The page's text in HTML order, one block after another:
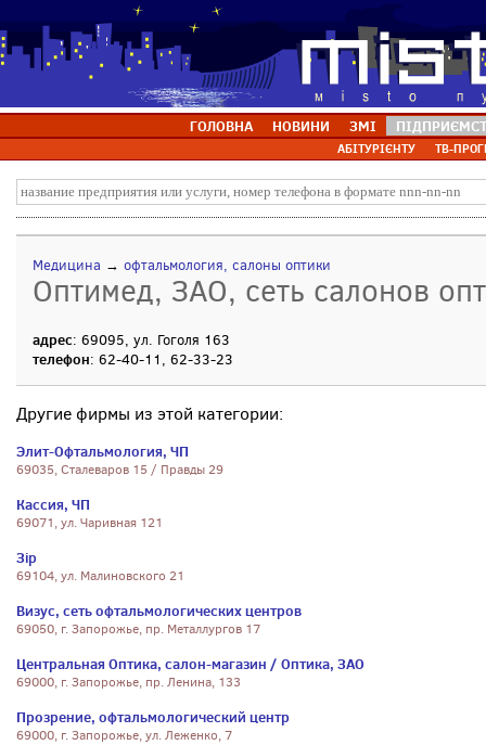
ГОЛОВНА НОВИНИ ЗМІ
АБІТУРІЄНТУ ТВ-
Медицина → офтальмология, салоны оптики
Оптимед, ЗАО, сеть салонов
адрес: 69095, ул. Гоголя 163
телефон: 62-40-11, 62-33-23
Другие фирмы из этой категории:
Элит-Офтальмология, ЧП
69035, Сталеваров 15 / Правды 29
Кассия, ЧП
69071, ул. Чаривная 121
Зiр
69104, ул. Малиновского 21
Визус, сеть офтальмологических центров
69050, г. Запорожье, пр. Металлургов 17
Центральная Оптика, салон-магазин / Оптика, ЗАО
69000, г. Запорожье, пр. Ленина, 133
Прозрение, офтальмологический центр
69000, г. Запорожье, ул. Леженко, 7